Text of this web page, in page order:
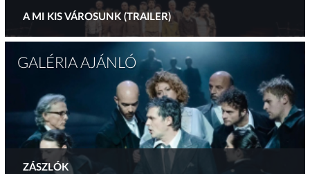
A MI KIS VÁROSUNK (TRAILER)
GALÉRIA AJÁNLÓ
ZÁSZLÓK